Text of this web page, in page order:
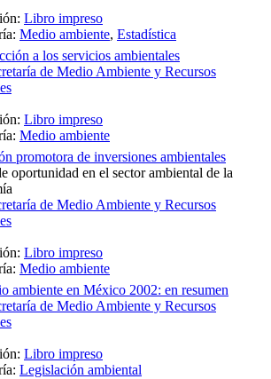
Libro impreso
Medio ambiente, Estadística
a los servicios ambientales
de Medio Ambiente y Recursos
Libro impreso
Medio ambiente
promotora de inversiones ambientales
oportunidad en el sector ambiental de la
de Medio Ambiente y Recursos
Libro impreso
Medio ambiente
ambiente en México 2002: en resumen
de Medio Ambiente y Recursos
Libro impreso
Legislación ambiental